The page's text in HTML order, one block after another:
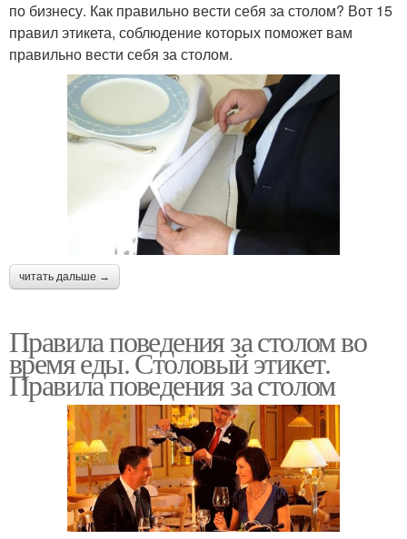
по бизнесу. Как правильно вести себя за столом? Вот 15
правил этикета, соблюдение которых поможет вам
правильно вести себя за столом.
читать дальше →
Правила поведения за столом во
время еды. Столовый этикет.
Правила поведения за столом